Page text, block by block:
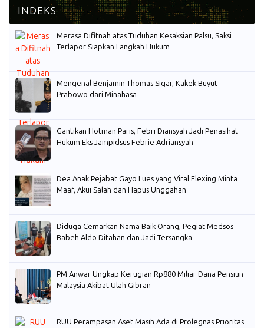
Merasa Difitnah atas Tuduhan Kesaksian Palsu, Saksi
Terlapor Siapkan Langkah Hukum
Mengenal Benjamin Thomas Sigar, Kakek Buyut
Prabowo dari Minahasa
Gantikan Hotman Paris, Febri Diansyah Jadi Penasihat
Hukum Eks Jampidsus Febrie Adriansyah
Dea Anak Pejabat Gayo Lues yang Viral Flexing Minta
Maaf, Akui Salah dan Hapus Unggahan
Diduga Cemarkan Nama Baik Orang, Pegiat Medsos
Babeh Aldo Ditahan dan Jadi Tersangka
PM Anwar Ungkap Kerugian Rp880 Miliar Dana Pensiun
Malaysia Akibat Ulah Gibran
RUU Perampasan Aset Masih Ada di Prolegnas Prioritas